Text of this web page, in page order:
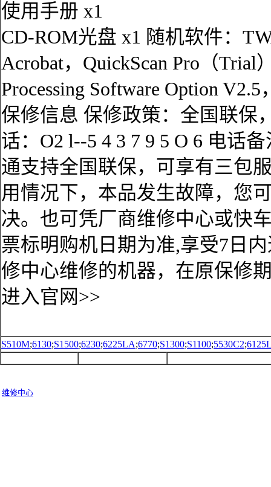
使用手册 x1
CD-ROM光盘 x1 随机软件：
Acrobat，QuickScan Pro（Trial
Processing Software Option
保修信息 保修政策：全国联保
话：O2 l--5 4 3 7 9 5 O 6 电话
通支持全国联保，可享有三包
用情况下，本品发生故障，您
决。也可凭厂商维修中心或快
票标明购机日期为准,享受7日
修中心维修的机器，在原保修
进入官网>>
S510M;6130;S1500;6230;6225LA;6770;S1300;S1100;5530C2;
维修中心